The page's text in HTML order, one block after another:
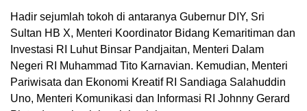
Hadir sejumlah tokoh di antaranya Gubernur DIY, Sri
Sultan HB X, Menteri Koordinator Bidang Kemaritiman dan
Investasi RI Luhut Binsar Pandjaitan, Menteri Dalam
Negeri RI Muhammad Tito Karnavian. Kemudian, Menteri
Pariwisata dan Ekonomi Kreatif RI Sandiaga Salahuddin
Uno, Menteri Komunikasi dan Informasi RI Johnny Gerard